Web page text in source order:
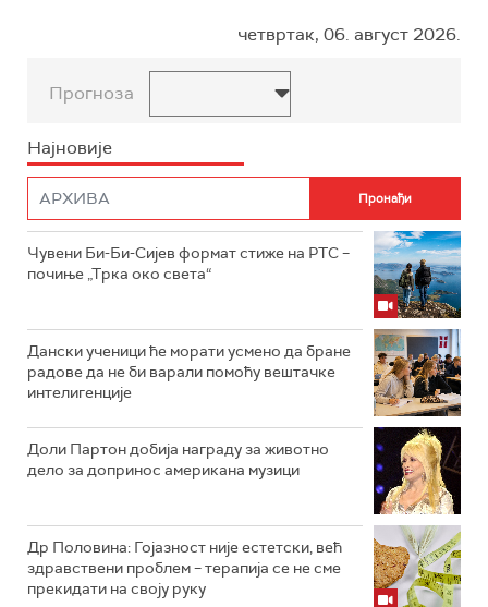
четвртак, 06. август 2026.
Прогноза
Најновије
Чувени Би-Би-Сијев формат стиже на РТС –
почиње „Трка око света“
Дански ученици ће морати усмено да бране
радове да не би варали помоћу вештачке
интелигенције
Доли Партон добија награду за животно
дело за допринос американа музици
Др Половина: Гојазност није естетски, већ
здравствени проблем – терапија се не сме
прекидати на своју руку